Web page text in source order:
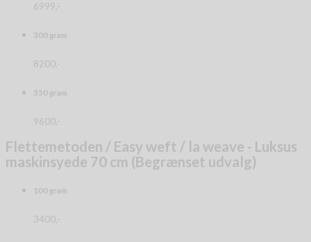
6999,-
300 gram
8200,-
350 gram
9600,-
Flettemetoden / Easy weft / la weave - Luksus
maskinsyede 70 cm (Begrænset udvalg)
100 gram
3400,-